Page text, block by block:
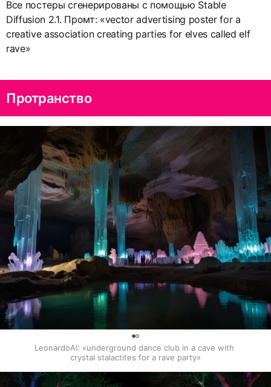
Все постеры сгенерированы с помощью Stable
Diffusion 2.1. Промт: «vector advertising poster for a
creative association creating parties for elves called elf
rave»
Протранство
LeonardoAI: «underground dance club in a cave with
crystal stalactites for a rave party»